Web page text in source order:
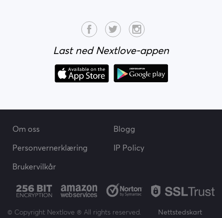
Last ned Nextlove-appen
Om oss
Blogg
Personvernerklæring
IP Policy
Brukervilkår
© Copyright Nextlove ® All rights reserved. Nettstedskart